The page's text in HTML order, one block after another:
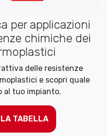
per applicazioni
chimiche dei
delle resistenze
e scopri quale
al tuo impianto.
TABELLA